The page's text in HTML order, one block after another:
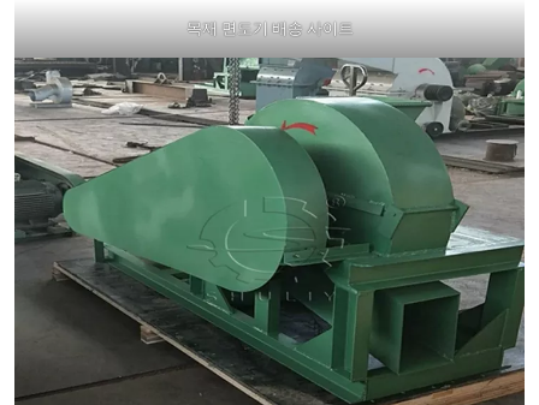
목재 면도기 배송 사이트